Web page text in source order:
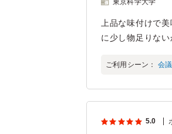
東京科学大学
上品な味付けで
に少し物足りな
ご利用シーン： 会
5.0